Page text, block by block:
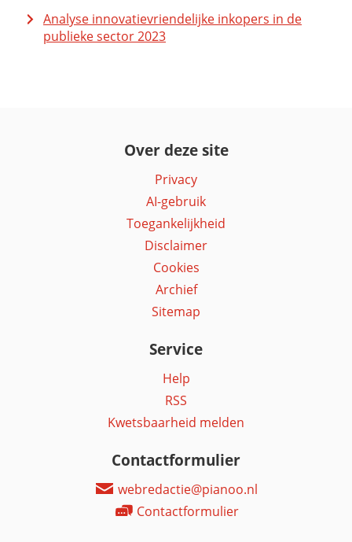
Analyse innovatievriendelijke inkopers in de
publieke sector 2023
Over deze site
Privacy
AI-gebruik
Toegankelijkheid
Disclaimer
Cookies
Archief
Sitemap
Service
Help
RSS
Kwetsbaarheid melden
Contactformulier
webredactie@pianoo.nl
Contactformulier